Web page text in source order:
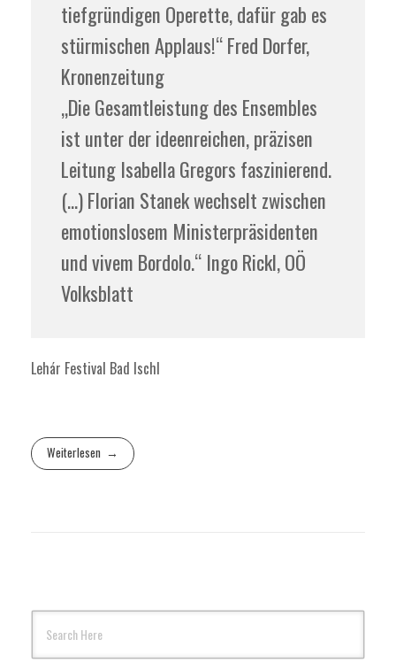
tiefgründigen Operette, dafür gab es
stürmischen Applaus!“ Fred Dorfer,
Kronenzeitung
„Die Gesamtleistung des Ensembles
ist unter der ideenreichen, präzisen
Leitung Isabella Gregors faszinierend.
(…) Florian Stanek wechselt zwischen
emotionslosem Ministerpräsidenten
und vivem Bordolo.“ Ingo Rickl, OÖ
Volksblatt
Lehár Festival Bad Ischl
Weiterlesen